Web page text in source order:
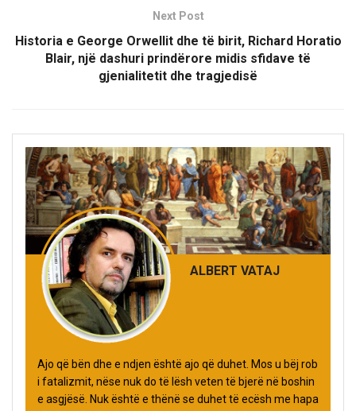
Next Post
Historia e George Orwellit dhe të birit, Richard Horatio
Blair, një dashuri prindërore midis sfidave të
gjenialitetit dhe tragjedisë
ALBERT VATAJ
Ajo që bën dhe e ndjen është ajo që duhet. Mos u bëj rob
i fatalizmit, nëse nuk do të lësh veten të bjerë në boshin
e asgjësë. Nuk është e thënë se duhet të ecësh me hapa